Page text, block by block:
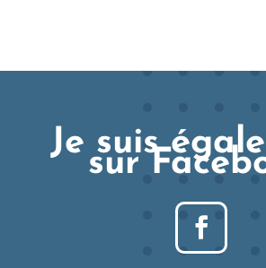
Je suis
sur